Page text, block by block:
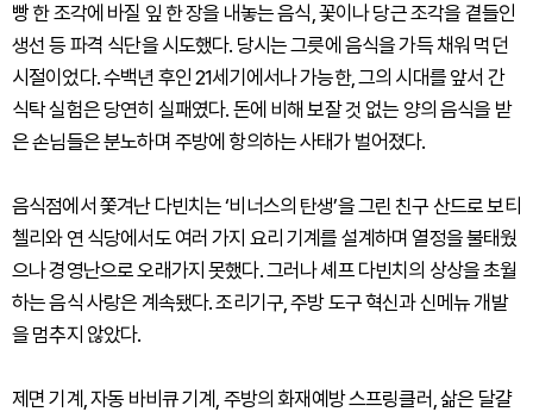
빵 한 조각에 바질 잎 한 장을 내놓는 음식, 꽃이나 당근 조각을 곁들인
생선 등 파격 식단을 시도했다. 당시는 그릇에 음식을 가득 채워 먹던
시절이었다. 수백년 후인 21세기에서나 가능한, 그의 시대를 앞서 간
식탁 실험은 당연히 실패였다. 돈에 비해 보잘 것 없는 양의 음식을 받
은 손님들은 분노하며 주방에 항의하는 사태가 벌어졌다.
음식점에서 쫓겨난 다빈치는 ‘비너스의 탄생’을 그린 친구 산드로 보티
첼리와 연 식당에서도 여러 가지 요리 기계를 설계하며 열정을 불태웠
으나 경영난으로 오래가지 못했다. 그러나 셰프 다빈치의 상상을 초월
하는 음식 사랑은 계속됐다. 조리기구, 주방 도구 혁신과 신메뉴 개발
을 멈추지 않았다.
제면 기계, 자동 바비큐 기계, 주방의 화재예방 스프링클러, 삶은 달걀